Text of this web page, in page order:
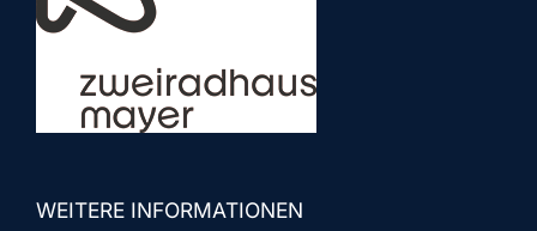
WEITERE INFORMATIONEN